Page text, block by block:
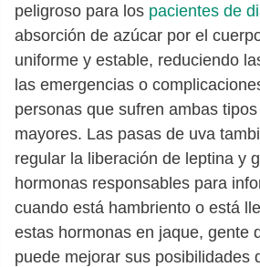
peligroso para los pacientes de
absorción de azúcar por el
uniforme y estable, reduciendo
las emergencias o
personas que sufren ambas
mayores. Las pasas de uva
regular la liberación de leptina y
hormonas responsables para
cuando está hambriento o está
estas hormonas en jaque, gente
puede mejorar sus posibilidades